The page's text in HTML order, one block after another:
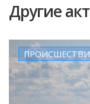
Другие